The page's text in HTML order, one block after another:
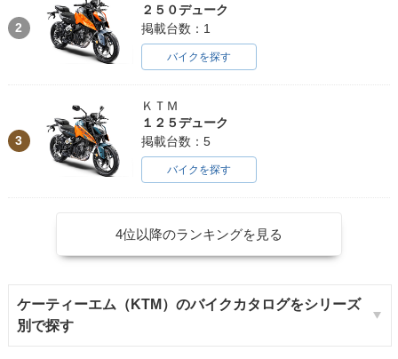
2
２５０デューク
掲載台数：1
バイクを探す
3
ＫＴＭ
１２５デューク
掲載台数：5
バイクを探す
4位以降のランキングを見る
ケーティーエム（KTM）のバイクカタログをシリーズ
別で探す